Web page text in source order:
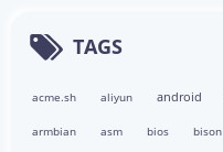
TAGS
acme.sh aliyun android
armbian asm bios bison